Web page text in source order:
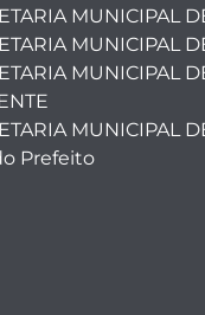
MUNICIPAL
MUNICIPAL
MUNICIPAL
MUNICIPAL
Prefeito